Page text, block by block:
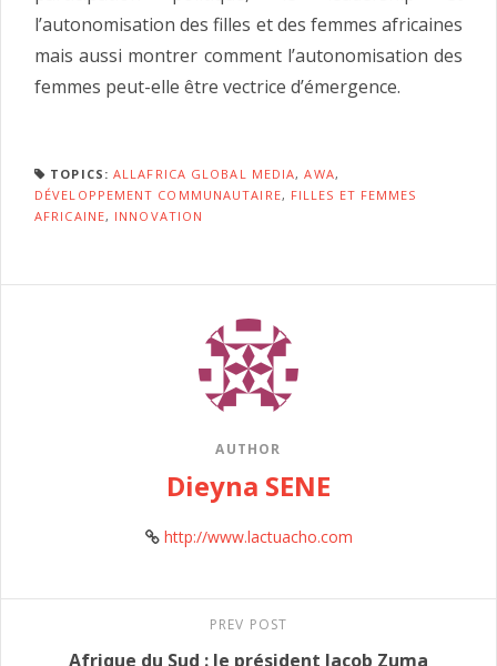
l’autonomisation des filles et des femmes africaines
mais aussi montrer comment l’autonomisation des
femmes peut-elle être vectrice d’émergence.
TOPICS: ALLAFRICA GLOBAL MEDIA,AWA,
DÉVELOPPEMENT COMMUNAUTAIRE, FILLES ET FEMMES
AFRICAINE, INNOVATION
AUTHOR
Dieyna SENE
http://www.lactuacho.com
PREV POST
Afrique du Sud : le président Jacob Zuma